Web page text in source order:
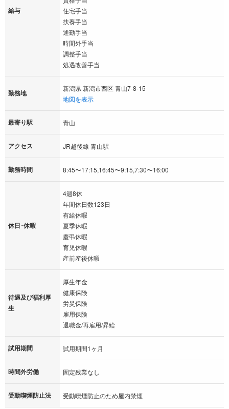
給与
住宅手当
扶養手当
通勤手当
時間外手当
調整手当
処遇改善手当
勤務地
新潟県 新潟市西区 青山7-8-15
地図を表示
最寄り駅 青山
アクセス JR越後線 青山駅
勤務時間 8:45〜17:15,16:45〜9:15,7:30〜16:00
休日･休暇
4週8休
年間休日数123日
有給休暇
夏季休暇
慶弔休暇
育児休暇
産前産後休暇
待遇及び福利厚
生
厚生年金
健康保険
労災保険
雇用保険
退職金/再雇用/昇給
試用期間 試用期間1ヶ月
時間外労働 固定残業なし
受動喫煙防止法 受動喫煙防止のため屋内禁煙